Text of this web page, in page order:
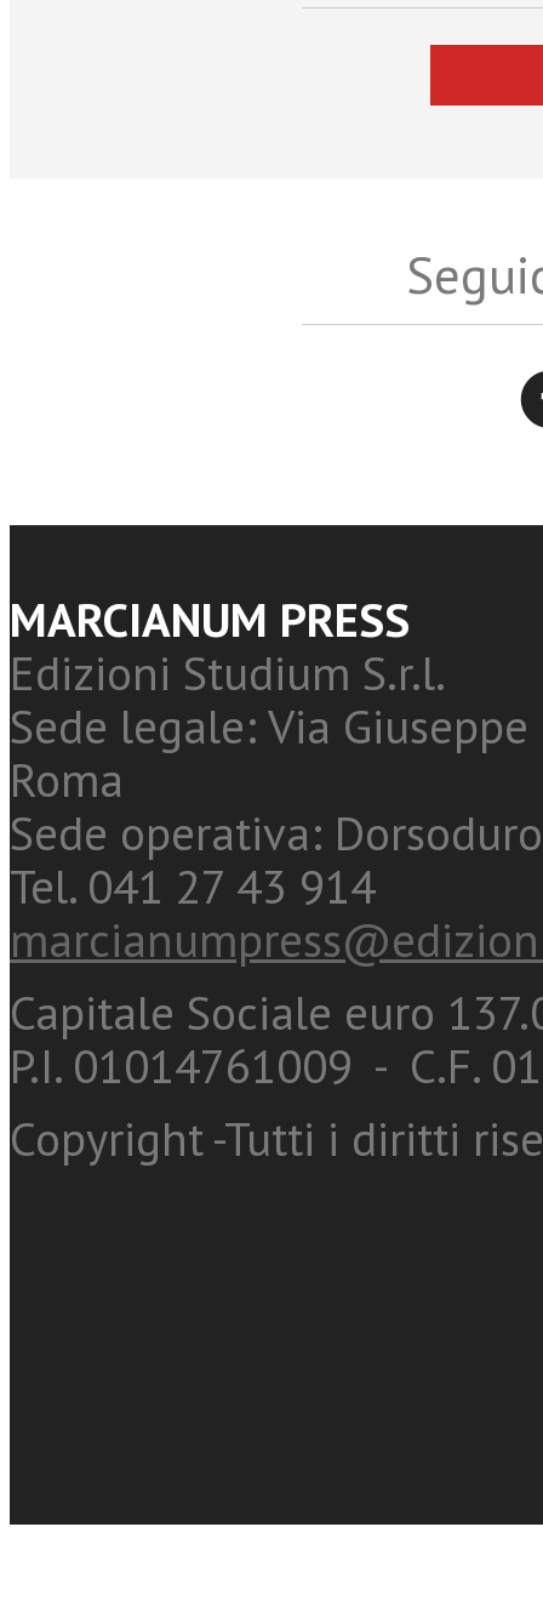
MARCIANUM PRESS
Edizioni Studium S.r.l.
Sede legale: Via
Roma
Sede operativa:
Tel. 041 27 43 914
Capitale Sociale euro
P.I. 01014761009 - C.F.
Copyright -Tutti i diritti